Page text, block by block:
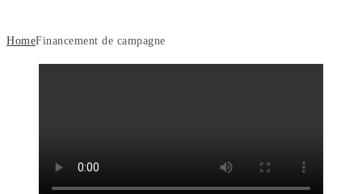
HomeFinancement de campagne